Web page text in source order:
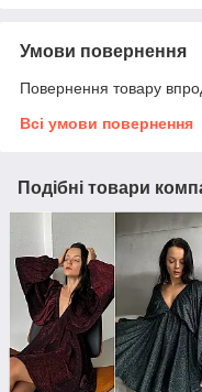
Умови повернення
Повернення товару
Всі умови повернення
Подібні товари